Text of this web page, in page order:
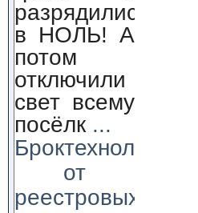
разрядились
в НОЛЬ! А
потом
отключили
свет всему
посёлк ...
Броктехнолоджи:
от
реестровых